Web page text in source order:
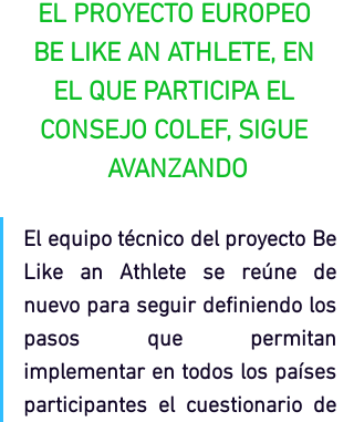
EL PROYECTO EUROPEO
BE LIKE AN ATHLETE, EN
EL QUE PARTICIPA EL
CONSEJO COLEF, SIGUE
AVANZANDO
El equipo técnico del proyecto Be
Like an Athlete se reúne de
nuevo para seguir definiendo los
pasos que permitan
implementar en todos los países
participantes el cuestionario de